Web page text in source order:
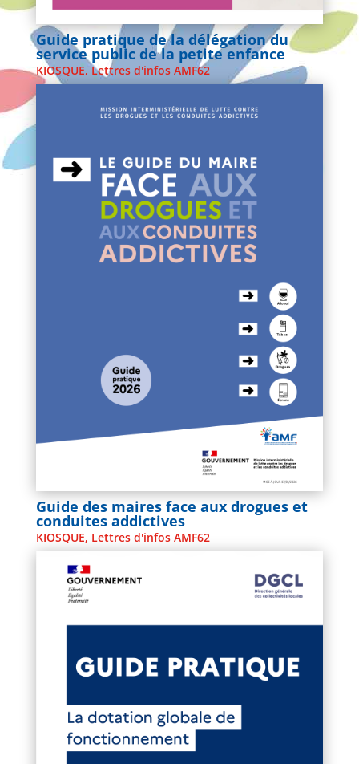
Guide pratique de la délégation du
service public de la petite enfance
KIOSQUE, Lettres d'infos AMF62
Guide des maires face aux drogues et
conduites addictives
KIOSQUE, Lettres d'infos AMF62